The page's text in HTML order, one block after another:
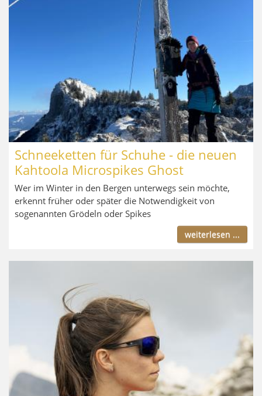
Schneeketten für Schuhe - die neuen
Kahtoola Microspikes Ghost
Wer im Winter in den Bergen unterwegs sein möchte,
erkennt früher oder später die Notwendigkeit von
sogenannten Grödeln oder Spikes
weiterlesen ...